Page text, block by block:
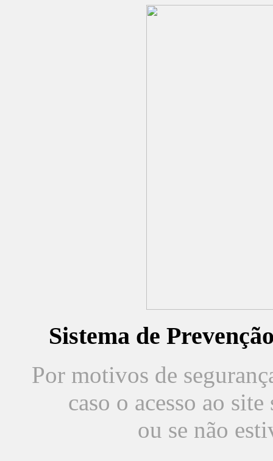
Sistema de
Por motivos de
caso o acesso ao
ou se não